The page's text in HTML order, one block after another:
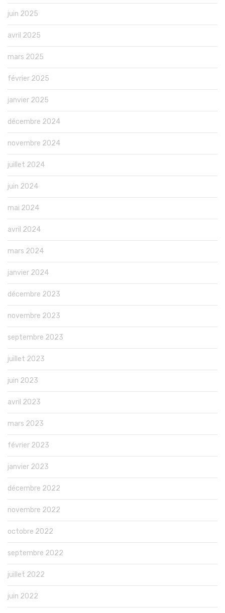
juin 2025
avril 2025
mars 2025
février 2025
janvier 2025
décembre 2024
novembre 2024
juillet 2024
juin 2024
mai 2024
avril 2024
mars 2024
janvier 2024
décembre 2023
novembre 2023
septembre 2023
juillet 2023
juin 2023
avril 2023
mars 2023
février 2023
janvier 2023
décembre 2022
novembre 2022
octobre 2022
septembre 2022
juillet 2022
juin 2022